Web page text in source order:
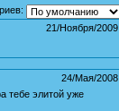
21/Ноября/2009
24/Мая/2008
тебе элитой уже